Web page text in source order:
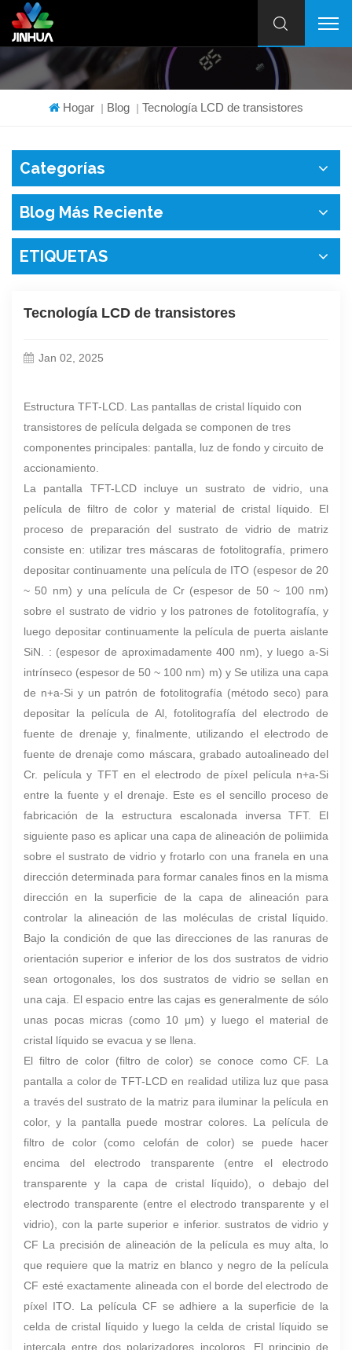
Hogar | Blog | Tecnología LCD de transistores
Categorías
Blog Más Reciente
ETIQUETAS
Tecnología LCD de transistores
Jan 02, 2025
Estructura TFT-LCD. Las pantallas de cristal líquido con
transistores de película delgada se componen de tres
componentes principales: pantalla, luz de fondo y circuito de
accionamiento.
La pantalla TFT-LCD incluye un sustrato de vidrio, una
película de filtro de color y material de cristal líquido. El
proceso de preparación del sustrato de vidrio de matriz
consiste en: utilizar tres máscaras de fotolitografía, primero
depositar continuamente una película de ITO (espesor de 20
~ 50 nm) y una película de Cr (espesor de 50 ~ 100 nm)
sobre el sustrato de vidrio y los patrones de fotolitografía, y
luego depositar continuamente la película de puerta aislante
SiN. : (espesor de aproximadamente 400 nm), y luego a-Si
intrínseco (espesor de 50 ~ 100 nm) m) y Se utiliza una capa
de n+a-Si y un patrón de fotolitografía (método seco) para
depositar la película de Al, fotolitografía del electrodo de
fuente de drenaje y, finalmente, utilizando el electrodo de
fuente de drenaje como máscara, grabado autoalineado del
Cr. película y TFT en el electrodo de píxel película n+a-Si
entre la fuente y el drenaje. Este es el sencillo proceso de
fabricación de la estructura escalonada inversa TFT. El
siguiente paso es aplicar una capa de alineación de poliimida
sobre el sustrato de vidrio y frotarlo con una franela en una
dirección determinada para formar canales finos en la misma
dirección en la superficie de la capa de alineación para
controlar la alineación de las moléculas de cristal líquido.
Bajo la condición de que las direcciones de las ranuras de
orientación superior e inferior de los dos sustratos de vidrio
sean ortogonales, los dos sustratos de vidrio se sellan en
una caja. El espacio entre las cajas es generalmente de sólo
unas pocas micras (como 10 μm) y luego el material de
cristal líquido se evacua y se llena.
El filtro de color (filtro de color) se conoce como CF. La
pantalla a color de TFT-LCD en realidad utiliza luz que pasa
a través del sustrato de la matriz para iluminar la película en
color, y la pantalla puede mostrar colores. La película de
filtro de color (como celofán de color) se puede hacer
encima del electrodo transparente (entre el electrodo
transparente y la capa de cristal líquido), o debajo del
electrodo transparente (entre el electrodo transparente y el
vidrio), con la parte superior e inferior. sustratos de vidrio y
CF La precisión de alineación de la película es muy alta, lo
que requiere que la matriz en blanco y negro de la película
CF esté exactamente alineada con el borde del electrodo de
píxel ITO. La película CF se adhiere a la superficie de la
celda de cristal líquido y luego la celda de cristal líquido se
intercala entre dos polarizadores incoloros. El principio de